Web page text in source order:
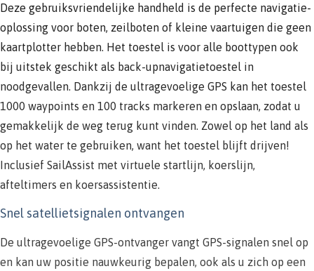
Deze gebruiksvriendelijke handheld is de perfecte navigatie-
oplossing voor boten, zeilboten of kleine vaartuigen die geen
kaartplotter hebben. Het toestel is voor alle boottypen ook
bij uitstek geschikt als back-upnavigatietoestel in
noodgevallen. Dankzij de ultragevoelige GPS kan het toestel
1000 waypoints en 100 tracks markeren en opslaan, zodat u
gemakkelijk de weg terug kunt vinden. Zowel op het land als
op het water te gebruiken, want het toestel blijft drijven!
Inclusief SailAssist met virtuele startlijn, koerslijn,
afteltimers en koersassistentie.
Snel satellietsignalen ontvangen
De ultragevoelige GPS-ontvanger vangt GPS-signalen snel op
en kan uw positie nauwkeurig bepalen, ook als u zich op een